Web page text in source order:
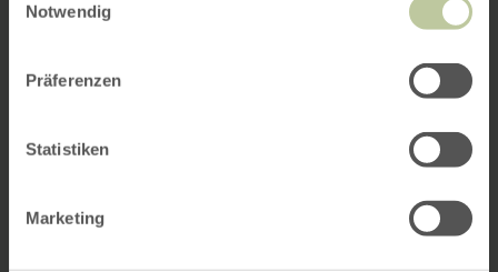
Notwendig
Präferenzen
Statistiken
Marketing